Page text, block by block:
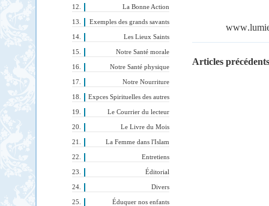
La Bonne Action
Exemples des grands savants
Les Lieux Saints
Notre Santé morale
Notre Santé physique
Notre Nourriture
Expces Spirituelles des autres
Le Courrier du lecteur
Le Livre du Mois
La Femme dans l'Islam
Entretiens
Éditorial
Divers
Éduquer nos enfants
www.
Articles